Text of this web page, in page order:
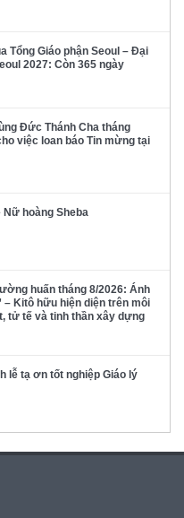
Tổng Giáo phận Seoul – Đại
2027: Còn 365 ngày
Đức Thánh Cha tháng
việc loan báo Tin mừng tại
Nữ hoàng Sheba
huấn tháng 8/2026: Ánh
– Kitô hữu hiện diện trên môi
tử tế và tinh thần xây dựng
lễ tạ ơn tốt nghiệp Giáo lý